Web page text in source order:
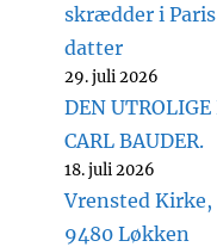
skrædder i
datter
29. juli 2026
DEN
CARL BAUDER.
18. juli 2026
Vrensted Kirke,
9480 Løkken